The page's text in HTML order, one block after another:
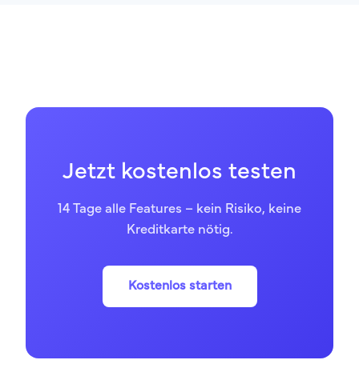
Jetzt kostenlos testen
14 Tage alle Features – kein Risiko, keine
Kreditkarte nötig.
Kostenlos starten